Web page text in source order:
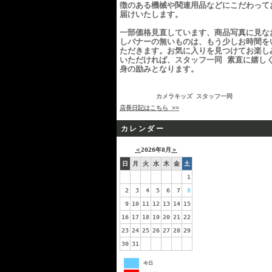
徴のある機械や関連用品などにこだわって
届けいたします。
一部価格見直しています、商品写真に見な
しバナーの無いものは、もう少しお時間を
ただきます。お気に入りを見つけてお楽し
いただければ、スタッフ一同 素直に嬉しく
身の励みとなります。
カメラキッズ スタッフ一同
店長日記はこちら >>
カレンダー
＜2026年8月 ＞
日 月 火 水 木 金
土
1
2
3 4 5 6 7
8
9 10 11 12 13 14 15
16 17 18 19 20 21
22
23 24 25 26 27 28 29
30 31
今日